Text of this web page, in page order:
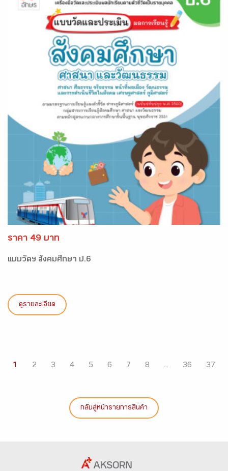
ราคา 49 บาท
แบบวัดฯ สังคมศึกษา ป.6
ดูรายละเอียด
1 2 3 4 5 6 7 8 ... 36 37
กลับสู่หน้ารายการสินค้า